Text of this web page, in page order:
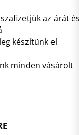
az árát
készítünk el
minden vásárolt